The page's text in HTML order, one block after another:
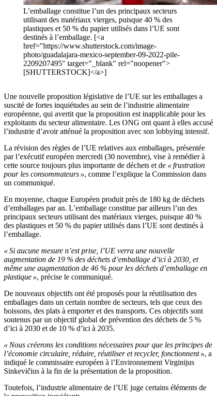
L’emballage constitue l’un des principaux secteurs
utilisant des matériaux vierges, puisque 40 % des
plastiques et 50 % du papier utilisés dans l’UE sont
destinés à l’emballage. [<a
href="https://www.shutterstock.com/image-
photo/guadalajara-mexico-september-09-2022-pile-
2209207495" target="_blank" rel="noopener">
[SHUTTERSTOCK]</a>]
Une nouvelle proposition législative de l’UE sur les emballages a
suscité de fortes inquiétudes au sein de l’industrie alimentaire
européenne, qui avertit que la proposition est inapplicable pour les
exploitants du secteur alimentaire. Les ONG ont quant à elles accusé
l’industrie d’avoir atténué la proposition avec son lobbying intensif.
La révision des règles de l’UE relatives aux emballages, présentée
par l’exécutif européen mercredi (30 novembre), vise à remédier à
cette source toujours plus importante de déchets et de « frustration
pour les consommateurs », comme l’explique la Commission dans
un communiqué.
En moyenne, chaque Européen produit près de 180 kg de déchets
d’emballages par an. L’emballage constitue par ailleurs l’un des
principaux secteurs utilisant des matériaux vierges, puisque 40 %
des plastiques et 50 % du papier utilisés dans l’UE sont destinés à
l’emballage.
« Si aucune mesure n’est prise, l’UE verra une nouvelle
augmentation de 19 % des déchets d’emballage d’ici à 2030, et
même une augmentation de 46 % pour les déchets d’emballage en
plastique », précise le communiqué.
De nouveaux objectifs ont été proposés pour la réutilisation des
emballages dans un certain nombre de secteurs, tels que ceux des
boissons, des plats à emporter et des transports. Ces objectifs sont
soutenus par un objectif global de prévention des déchets de 5 %
d’ici à 2030 et de 10 % d’ici à 2035.
« Nous créerons les conditions nécessaires pour que les principes de
l’économie circulaire, réduire, réutiliser et recycler, fonctionnent », a
indiqué le commissaire européen à l’Environnement Virginijus
Sinkevičius à la fin de la présentation de la proposition.
Toutefois, l’industrie alimentaire de l’UE juge certains éléments de